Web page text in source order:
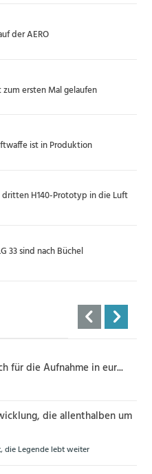
der AERO
zum ersten Mal gelaufen
ist in Produktion
H140-Prototyp in die Luft
33 sind nach Büchel
für die Aufnahme in eur...
die allenthalben um
die Legende lebt weiter